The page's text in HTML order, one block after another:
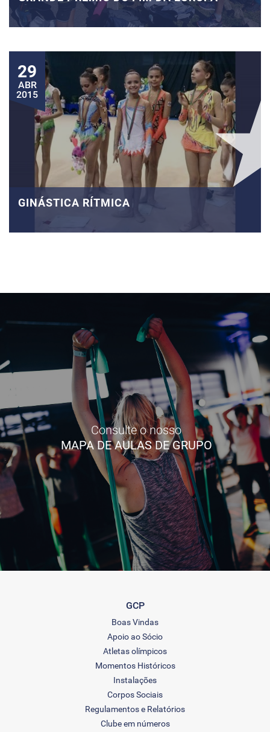
29
ABR
2015
GINÁSTICA RÍTMICA
Consulte o nosso
MAPA DE AULAS DE GRUPO
GCP
Boas Vindas
Apoio ao Sócio
Atletas olímpicos
Momentos Históricos
Instalações
Corpos Sociais
Regulamentos e Relatórios
Clube em números